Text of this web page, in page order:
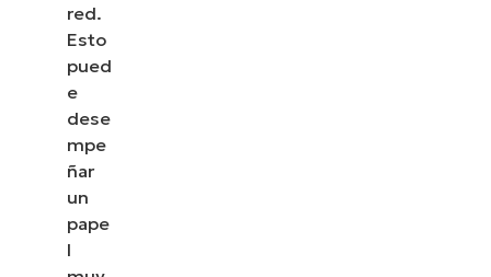
red.
Esto
pued
e
dese
mpe
ñar
un
pape
l